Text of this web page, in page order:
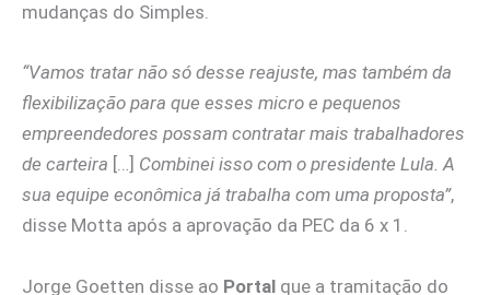
mudanças do Simples.
“Vamos tratar não só desse reajuste, mas também da
flexibilização para que esses micro e pequenos
empreendedores possam contratar mais trabalhadores
de carteira […] Combinei isso com o presidente Lula. A
sua equipe econômica já trabalha com uma proposta”,
disse Motta após a aprovação da PEC da 6 x 1.
Jorge Goetten disse ao Portal que a tramitação do